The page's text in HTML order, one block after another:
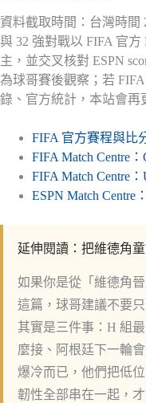
資料截取時間：台灣時間
與 32 強對戰以 FIFA 官方
主，並交叉核對 ESPN
為球哥賽後觀察；若
錄、官方統計，本站會再
FIFA 官方賽程與比
FIFA Match Centre：
FIFA Match Centre：
ESPN Match Centre
延伸閱讀：把維德角
如果你是從「維德角
這篇，球哥建議不要
其實是三件事：H 組
麼接、阿根廷下一輪
爆冷而已，他們把低
韌性全部串在一起，